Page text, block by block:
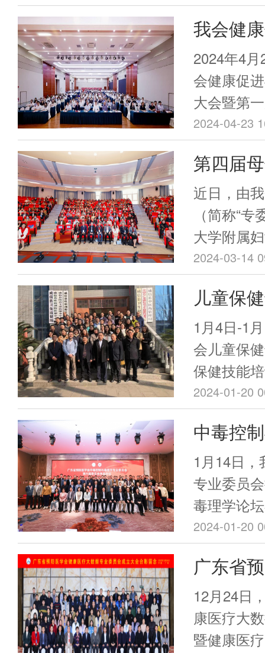
员会第四
年会在广
副主席马
副会长于
院纪委书
来自全国
们400余人
省预防医
第四届委
我会健
员会成
促进与
会议顺
2024年4
会健康促
大会暨第
量发展学
幼保健院
成员、副
医学会会
卫生管理
专家出席
300多名
东省预防
业委员会
诞生。
2024-04-23
第四届
会议圆
近日，由
（简称“
大学附属
称“妇儿中
一体化保
城院区召
东省卫健
妇儿中心
委员、妇
心负责人
现场，会
领域知名
化保健相
讨，内容
一体化保
2024-03-14
儿童保
保健技
诊活动
1月4日-1
会儿童保
保健技能
顺利举办
任委员胡
化保健中
威信县，
院母子一
母子一体
与当地医
分享，面
家义诊活
习交流，
余人。
2024-01-20
中毒控
会换届
理学论
1月14日
专业委员
毒理学论
吴圣明、
业卫生与
东省职业
谦、副院
仙纪念医
科大学附
2024-01-20
广东省
大数据
暨健康
圆满召
12月24日
康医疗大
暨健康医